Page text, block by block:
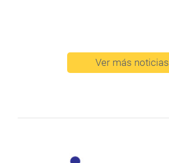
Ver más noticias